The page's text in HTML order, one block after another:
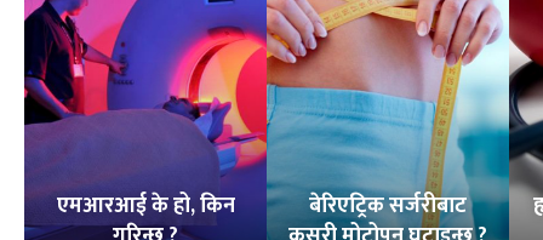
एमआरआई के हो, किन
बेरिएट्रिक सर्जरीबाट